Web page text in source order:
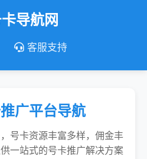
导航网
客服支持
广平台导航
号卡资源丰富多样，佣金丰
一站式的号卡推广解决方案